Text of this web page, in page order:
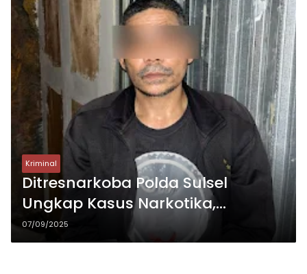
Kriminal
Ditresnarkoba Polda Sulsel
Ungkap Kasus Narkotika,
Amankan 2 Kg Sabu di Makassar
07/09/2025